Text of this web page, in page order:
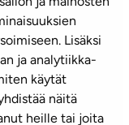
Lisäksi
ja analytiikka-
käytät
näitä
heille tai joita
Mediapankki